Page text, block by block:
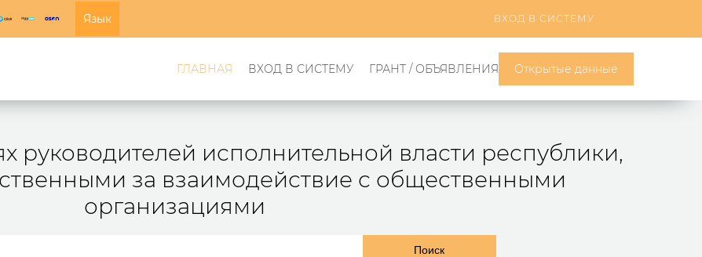
Язык ВХОД В СИСТЕМУ
ГЛАВНАЯ ВХОД В СИСТЕМУ ГРАНТ / ОБЪЯВЛЕНИЯ Открытые данные
руководителей исполнительной власти республики,
за взаимодействие с общественными
организациями
Поиск